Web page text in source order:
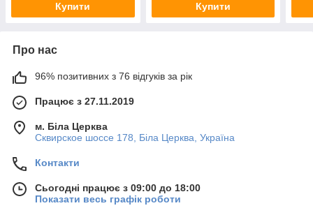
Купити Купити
Про нас
96% позитивних з 76 відгуків за рік
Працює з 27.11.2019
м. Біла Церква
Сквирское шоссе 178, Біла Церква, Україна
Контакти
Сьогодні працює з 09:00 до 18:00
Показати весь графік роботи